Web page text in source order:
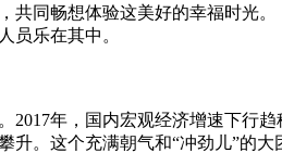
同畅想体验这美好的幸福时光。
员乐在其中。
年，国内宏观经济增速下行
。这个充满朝气和“冲劲儿”的大